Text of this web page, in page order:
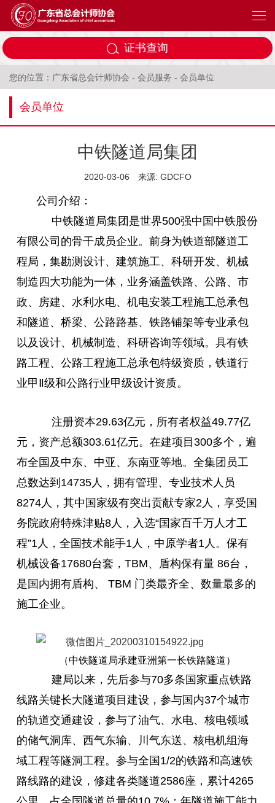
证书查询
您的位置： 广东省总会计师协会 - 会员服务 - 会员单位
会员单位
中铁隧道局集团
2020-03-06 来源: GDCFO
公司介绍：
中铁隧道局集团是世界500强中国中铁股份
有限公司的骨干成员企业。前身为铁道部隧道工
程局，集勘测设计、建筑施工、科研开发、机械
制造四大功能为一体，业务涵盖铁路、公路、市
政、房建、水利水电、机电安装工程施工总承包
和隧道、桥梁、公路路基、铁路铺架等专业承包
以及设计、机械制造、科研咨询等领域。具有铁
路工程、公路工程施工总承包特级资质，铁道行
业甲Ⅱ级和公路行业甲级设计资质。
注册资本29.63亿元，所有者权益49.77亿
元，资产总额303.61亿元。在建项目300多个，遍
布全国及中东、中亚、东南亚等地。全集团员工
总数达到14735人，拥有管理、专业技术人员
8274人，其中国家级有突出贡献专家2人，享受国
务院政府特殊津贴8人，入选“国家百千万人才工
程”1人，全国技术能手1人，中原学者1人。保有
机械设备17680台套，TBM、盾构保有量 86台，
是国内拥有盾构、 TBM 门类最齐全、数量最多的
施工企业。
（中铁隧道局承建亚洲第一长铁路隧道）
建局以来，先后参与70多条国家重点铁路
线路关键长大隧道项目建设，参与国内37个城市
的轨道交通建设，参与了油气、水电、核电领域
的储气洞库、西气东输、川气东送、核电机组海
域工程等隧洞工程。参与全国1/2的铁路和高速铁
路线路的建设，修建各类隧道2586座，累计4265